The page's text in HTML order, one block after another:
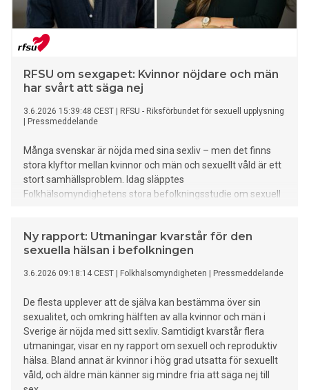
RFSU om sexgapet: Kvinnor nöjdare och män
har svårt att säga nej
3.6.2026 15:39:48 CEST
RFSU - Riksförbundet för sexuell upplysning
Pressmeddelande
Många svenskar är nöjda med sina sexliv – men det finns
stora klyftor mellan kvinnor och män och sexuellt våld är ett
stort samhällsproblem. Idag släpptes
Folkhälsomyndighetens stora befolkningsstudie om sexuell
Ny rapport: Utmaningar kvarstår för den
sexuella hälsan i befolkningen
3.6.2026 09:18:14 CEST Folkhälsomyndigheten Pressmeddelande
De flesta upplever att de själva kan bestämma över sin
sexualitet, och omkring hälften av alla kvinnor och män i
Sverige är nöjda med sitt sexliv. Samtidigt kvarstår flera
utmaningar, visar en ny rapport om sexuell och reproduktiv
hälsa. Bland annat är kvinnor i hög grad utsatta för sexuellt
våld, och äldre män känner sig mindre fria att säga nej till